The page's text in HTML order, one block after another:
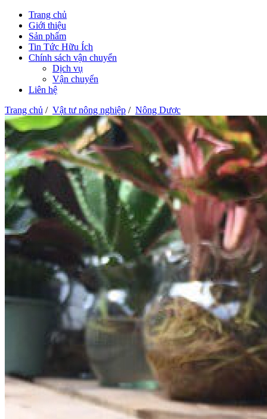
Trang chủ
Giới thiệu
Sản phẩm
Tin Tức Hữu Ích
Chính sách vận chuyển
Dịch vụ
Vận chuyển
Liên hệ
Trang chủ / Vật tư nông nghiệp / Nông Dược